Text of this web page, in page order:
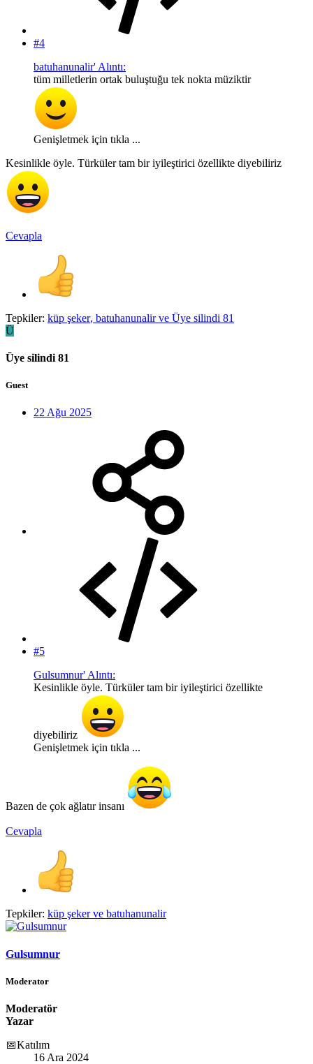
#4
batuhanunalir' Alıntı:
tüm milletlerin ortak buluştuğu tek nokta müziktir
Genişletmek için tıkla ...
Kesinlikle öyle. Türküler tam bir iyileştirici özellikte diyebiliriz
Cevapla
Tepkiler: küp şeker, batuhanunalirve Üye silindi 81
Ü
Üye silindi 81
Guest
22 Ağu 2025
#5
Gulsumnur' Alıntı:
Kesinlikle öyle. Türküler tam bir iyileştirici özellikte
diyebiliriz
Genişletmek için tıkla ...
Bazen de çok ağlatır insanı
Cevapla
Tepkiler: küp şekerve batuhanunalir
Gulsumnur
Moderator
Moderatör
Yazar
📅Katılım
16 Ara 2024